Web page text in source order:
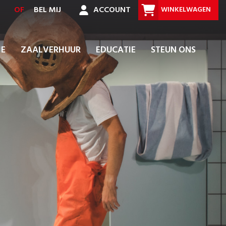
OF BEL MIJ ACCOUNT WINKELWAGEN
ZAALVERHUUR EDUCATIE STEUN ONS